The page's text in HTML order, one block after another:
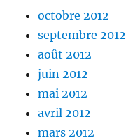
octobre 2012
septembre 2012
août 2012
juin 2012
mai 2012
avril 2012
mars 2012